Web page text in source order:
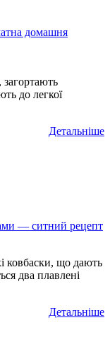
домашня
до легкої
Детальніше
— ситний рецепт
ковбаски, що дають
два плавлені
Детальніше